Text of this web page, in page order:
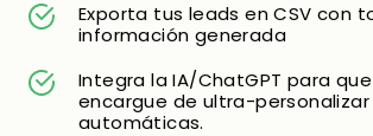
Exporta tus leads en CSV con
información generada
Integra la IA/ChatGPT para
encargue de ultra-
automáticas.